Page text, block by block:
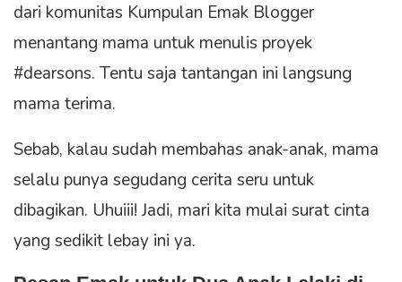
dari komunitas Kumpulan Emak Blogger
menantang mama untuk menulis proyek
#dearsons. Tentu saja tantangan ini langsung
mama terima.
Sebab, kalau sudah membahas anak-anak, mama
selalu punya segudang cerita seru untuk
dibagikan. Uhuiii! Jadi, mari kita mulai surat cinta
yang sedikit lebay ini ya.